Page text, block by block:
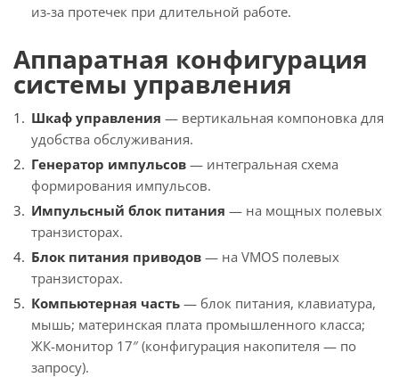
из-за протечек при длительной работе.
Аппаратная конфигурация
системы управления
Шкаф управления — вертикальная компоновка для
удобства обслуживания.
Генератор импульсов — интегральная схема
формирования импульсов.
Импульсный блок питания — на мощных полевых
транзисторах.
Блок питания приводов — на VMOS полевых
транзисторах.
Компьютерная часть — блок питания, клавиатура,
мышь; материнская плата промышленного класса;
ЖК-монитор 17″ (конфигурация накопителя — по
запросу).